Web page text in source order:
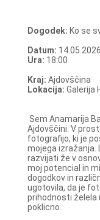
Dogodek: Ko se
Datum: 14.05.2026
Ura: 18:00
Kraj: Ajdovščina
Lokacija: Galerija
Sem Anamarija
Ajdovščini. V
fotografijo, ki je
mojega izražanja.
razvijati že v
moj potencial in
dogodkov in
ugotovila, da je
prihodnosti želela
poklicno.